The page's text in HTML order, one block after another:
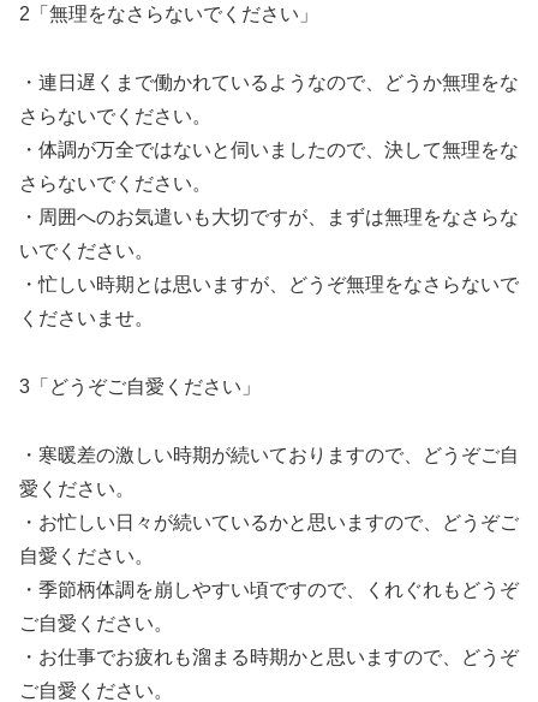
2「無理をなさらないでください」
・連日遅くまで働かれているようなので、どうか無理をな
さらないでください。
・体調が万全ではないと伺いましたので、決して無理をな
さらないでください。
・周囲へのお気遣いも大切ですが、まずは無理をなさらな
いでください。
・忙しい時期とは思いますが、どうぞ無理をなさらないで
くださいませ。
3「どうぞご自愛ください」
・寒暖差の激しい時期が続いておりますので、どうぞご自
愛ください。
・お忙しい日々が続いているかと思いますので、どうぞご
自愛ください。
・季節柄体調を崩しやすい頃ですので、くれぐれもどうぞ
ご自愛ください。
・お仕事でお疲れも溜まる時期かと思いますので、どうぞ
ご自愛ください。